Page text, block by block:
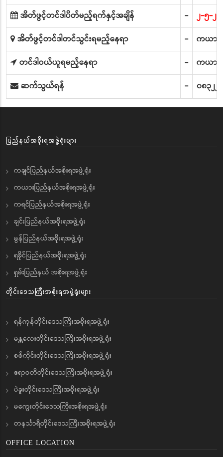
အိတ်ဖွင့်တင်ဒါပိတ်မည့်ရက်နှင့်အချိန်
-
၂-၅-၂
အိတ်ဖွင့်တင်ဒါတင်သွင်းရမည့်နေရာ
-
ကယား
တင်ဒါဝယ်ယူရမည့်နေရာ
-
ကယား
ဆက်သွယ်ရန်
- ၀၈၃၂၂
ပြည်နယ်အစိုးရအဖွဲ့ရုံးများ
ကချင်ပြည်နယ်အစိုးရအဖွဲ့ရုံး
ကယားပြည်နယ်အစိုးရအဖွဲ့ရုံး
ကရင်ပြည်နယ်အစိုးရအဖွဲ့ရုံး
ချင်းပြည်နယ်အစိုးရအဖွဲ့ရုံး
မွန်ပြည်နယ်အစိုးရအဖွဲ့ရုံး
ရခိုင်ပြည်နယ်အစိုးရအဖွဲ့ရုံး
ရှမ်းပြည်နယ် အစိုးရအဖွဲ့ရုံး
တိုင်းဒေသကြီးအစိုးရအဖွဲ့ရုံးများ
ရန်ကုန်တိုင်းဒေသကြီးအစိုးရအဖွဲ့ရုံး
မန္တလေးတိုင်းဒေသကြီးအစိုးရအဖွဲ့ရုံး
စစ်ကိုင်းတိုင်းဒေသကြီးအစိုးရအဖွဲ့ရုံး
ဧရာဝတီတိုင်းဒေသကြီးအစိုးရအဖွဲ့ရုံး
ပဲခူးတိုင်းဒေသကြီးအစိုးရအဖွဲ့ရုံး
မကွေးတိုင်းဒေသကြီးအစိုးရအဖွဲ့ရုံး
တနင်္သာရီတိုင်းဒေသကြီးအစိုးရအဖွဲ့ရုံး
OFFICE LOCATION